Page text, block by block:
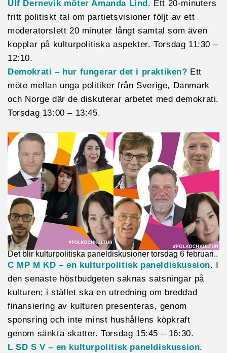
Ulf Dernevik möter Amanda Lind . Ett 20-minuters
fritt politiskt tal om partietsvisioner följt av ett
moderatorslett 20 minuter långt samtal som även
kopplar på kulturpolitiska aspekter. Torsdag 11:30 –
12:10.
Demokrati – hur fungerar det i praktiken? Ett
möte mellan unga politiker från Sverige, Danmark
och Norge där de diskuterar arbetet med demokrati.
Torsdag 13:00 – 13:45.
Det blir kulturpolitiska paneldiskusioner torsdag 6 februari..
C MP M KD – en kulturpolitisk paneldiskussion. I
den senaste höstbudgeten saknas satsningar på
kulturen; i stället ska en utredning om breddad
finansiering av kulturen presenteras, genom
sponsring och inte minst hushållens köpkraft
genom sänkta skatter. Torsdag 15:45 – 16:30.
L SD S V – en kulturpolitisk paneldiskussion.